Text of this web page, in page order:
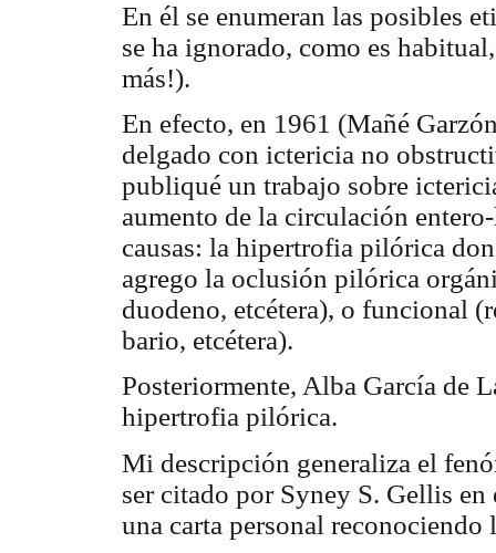
En él se enumeran las posibles
se ha ignorado, como es
más!).
En efecto, en 1961 (Mañé
delgado con ictericia no
publiqué un trabajo sobre
aumento de la circulación
causas: la hipertrofia pilórica
agrego la oclusión pilórica
duodeno, etcétera), o funcional
bario, etcétera).
Posteriormente, Alba García de
hipertrofia pilórica.
Mi descripción generaliza el
ser citado por Syney S. Gellis
una carta personal